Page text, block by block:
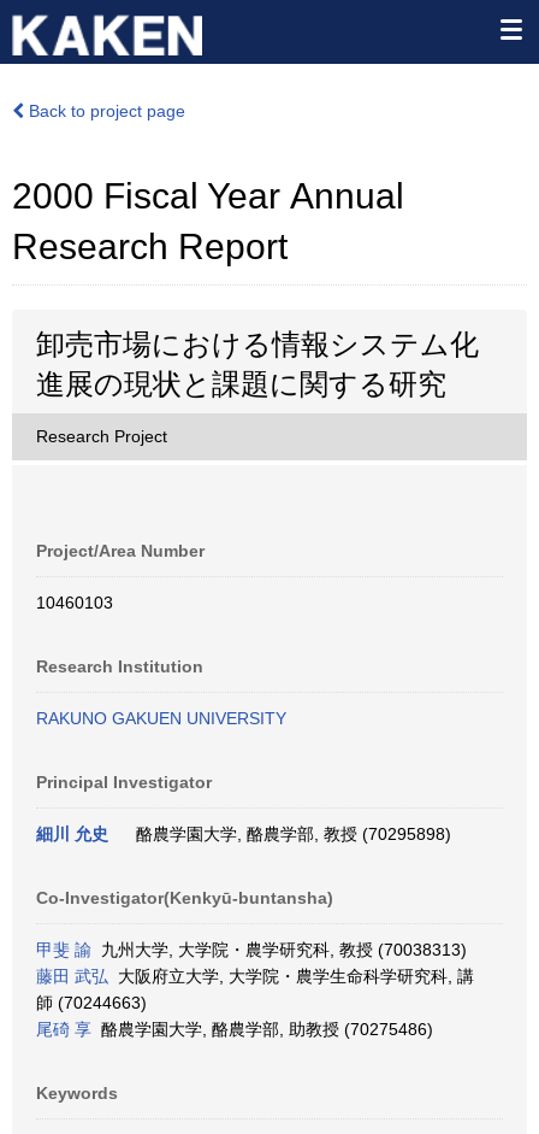
Back to project page
2000 Fiscal Year Annual
Research Report
卸売市場における情報システム化
進展の現状と課題に関する研究
Research Project
Project/Area Number
10460103
Research Institution
RAKUNO GAKUEN UNIVERSITY
Principal Investigator
細川 允史 酪農学園大学, 酪農学部, 教授 (70295898)
Co-Investigator(Kenkyū-buntansha)
甲斐 諭 九州大学, 大学院・農学研究科, 教授 (70038313)
藤田 武弘 大阪府立大学, 大学院・農学生命科学研究科, 講
師 (70244663)
尾碕 享 酪農学園大学, 酪農学部, 助教授 (70275486)
Keywords